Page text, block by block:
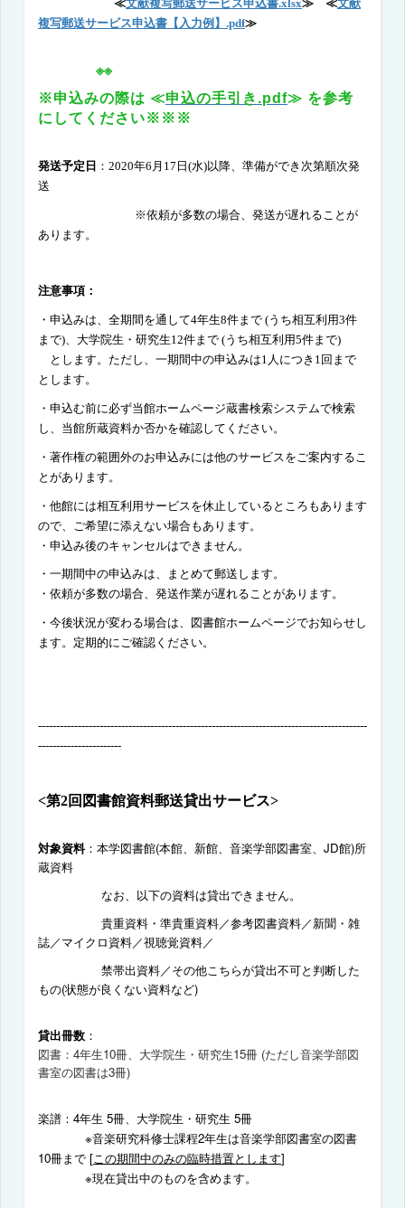
≪文献複写郵送サービス申込書.xlsx≫ ≪文献
複写郵送サービス申込書【入力例】.pdf≫
※※
※申込みの際は ≪申込の手引き.pdf≫ を参考
にしてください※※ ※
発送予定日 ： 2020年6 月 17 日 (水)以降、準備ができ次第順次発
送
※依頼が多数の場合、発送が遅れることが
あります。
注意事項：
・申込みは、全期間を通して4年生8件まで (うち相互利用3件
まで)、 大学院生・研究生12件まで (うち相互利用5件まで)
とします。 ただし、一期間中の申込みは1 人につき 1 回まで
とします。
・申込む前に必ず当館ホームページ蔵書検索システムで検索
し、当館所蔵資料か否かを確認してください。
・著作権の範囲外のお申込みには他のサービスをご案内するこ
とがあります。
・他館には相互利用サービスを休止しているところもあります
ので、ご希望に添えない場合もあります。
・申込み後のキャンセルはできません。
・一期間中の申込みは、まとめて郵送します。
・依頼が多数の場合、発送作業が遅れることがあります。
・今後状況が変わる場合は、図書館ホームページでお知らせし
ます。定期的にご確認ください。
-------------------------------------------------------------------------------------------
-----------------------
<第2回図書館資料郵送貸出サービス>
対象資料：本学図書館(本館、新館、音楽学部図書室、 JD館)所
蔵資料
なお、以下の資料は貸出できません。
貴重資料・準貴重資料／参考図書資料／新聞・雑
誌／マイクロ資料／視聴覚資料／
禁帯出資料／その他こちらが貸出不可と判断した
もの(状態が良くない資料など)
貸出冊数 ：
図書： 4年生10冊、大学院生・研究生15冊 (ただし音楽学部図
書室の図書は3冊)
楽譜： 4年生 5冊、大学院生・研究生 5冊
※音楽研究科修士課程2年生は音楽学部図書室の図書
10冊まで [この期間中のみの臨時措置とします]
※現在貸出中のものを含めます。